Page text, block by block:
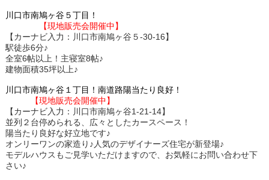
川口市南鳩ヶ谷５丁目！
【現地販売会開催中】
【カーナビ入力：川口市南鳩ヶ谷５-30-16】
駅徒歩6分♪
全室6帖以上！主寝室8帖♪
建物面積35坪以上♪
川口市南鳩ヶ谷１丁目！南道路陽当たり良好！
【現地販売会開催中】
【カーナビ入力：川口市南鳩ヶ谷1-21-14】
並列２台停められる、広々としたカースペース！
陽当たり良好な好立地です♪
オンリーワンの家造り♪人気のデザイナーズ住宅が新登場♪
モデルハウスもご見学いただけますので、お気軽にお問い合わせ下
さい♪